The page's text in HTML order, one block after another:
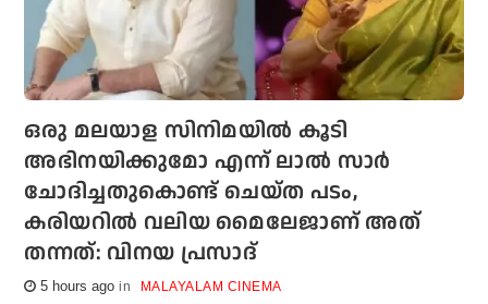
ഒരു മലയാള സിനിമയില്‍ കൂടി
അഭിനയിക്കുമോ എന്ന് ലാല്‍ സാര്‍
ചോദിച്ചതുകൊണ്ട് ചെയ്ത പടം,
കരിയറില്‍ വലിയ മൈലേജാണ് അത്
തന്നത്: വിനയ പ്രസാദ്
5 hours ago MALAYALAM CINEMA